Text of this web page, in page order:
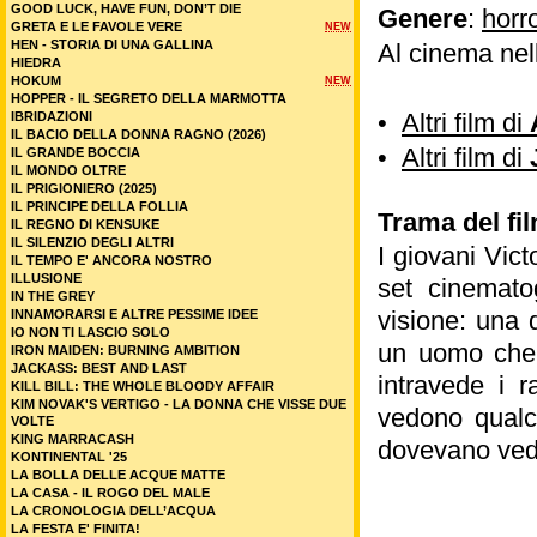
Genere:
Al cinema
• Altri film di
• Altri film di
Trama del
I giovani
set
visione: una
un uomo
intravede i
vedono
dovevano
GOOD LUCK, HAVE FUN, DON’T DIE
NEW
GRETA E LE FAVOLE VERE
HEN - STORIA DI UNA GALLINA
HIEDRA
NEW
HOKUM
HOPPER - IL SEGRETO DELLA MARMOTTA
IBRIDAZIONI
IL BACIO DELLA DONNA RAGNO (2026)
IL GRANDE BOCCIA
IL MONDO OLTRE
IL PRIGIONIERO (2025)
IL PRINCIPE DELLA FOLLIA
IL REGNO DI KENSUKE
IL SILENZIO DEGLI ALTRI
IL TEMPO E' ANCORA NOSTRO
ILLUSIONE
IN THE GREY
INNAMORARSI E ALTRE PESSIME IDEE
IO NON TI LASCIO SOLO
IRON MAIDEN: BURNING AMBITION
JACKASS: BEST AND LAST
KILL BILL: THE WHOLE BLOODY AFFAIR
KIM NOVAK'S VERTIGO - LA DONNA CHE VISSE DUE
VOLTE
KING MARRACASH
KONTINENTAL '25
LA BOLLA DELLE ACQUE MATTE
LA CASA - IL ROGO DEL MALE
LA CRONOLOGIA DELL’ACQUA
LA FESTA E' FINITA!